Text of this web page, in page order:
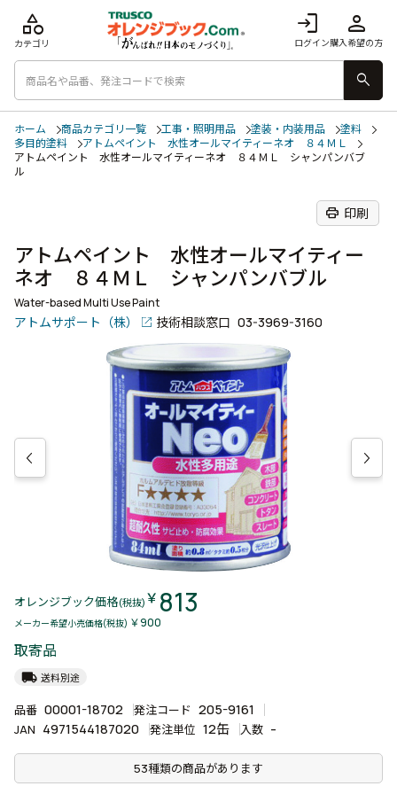
login
ログイン
person
購入希望の方
category
カテゴリ
search
ホーム 商品カテゴリ一覧 工事・照明用品 塗装・内装用品
塗料
多目的塗料
アトムペイント 水性オールマイティーネオ ８４ＭＬ
アトムペイント 水性オールマイティーネオ ８４ＭＬ シャンパンバブ
ル
print 印刷
アトムペイント 水性オールマイティー
ネオ ８４ＭＬ シャンパンバブル
Water-based Multi Use Paint
アトムサポート（株） 技術相談窓口 03-3969-3160
オレンジブック価格(税抜) ￥ 813
メーカー希望小売価格(税抜) ￥900
取寄品
local_shipping 送料別途
品番 00001-18702 発注コード 205-9161
JAN 4971544187020 発注単位 12缶 入数 -
53種類の商品があります